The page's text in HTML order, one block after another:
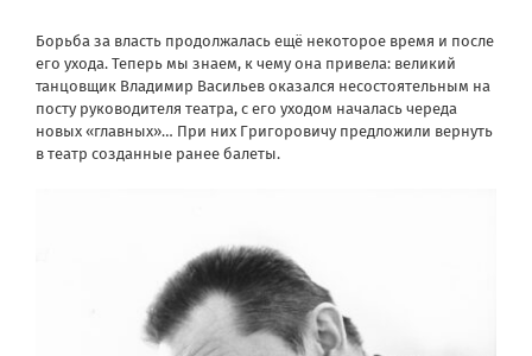
Борьба за власть продолжалась ещё некоторое время и после
его ухода. Теперь мы знаем, к чему она привела: великий
танцовщик Владимир Васильев оказался несостоятельным на
посту руководителя театра, с его уходом началась череда
новых «главных»… При них Григоровичу предложили вернуть
в театр созданные ранее балеты.